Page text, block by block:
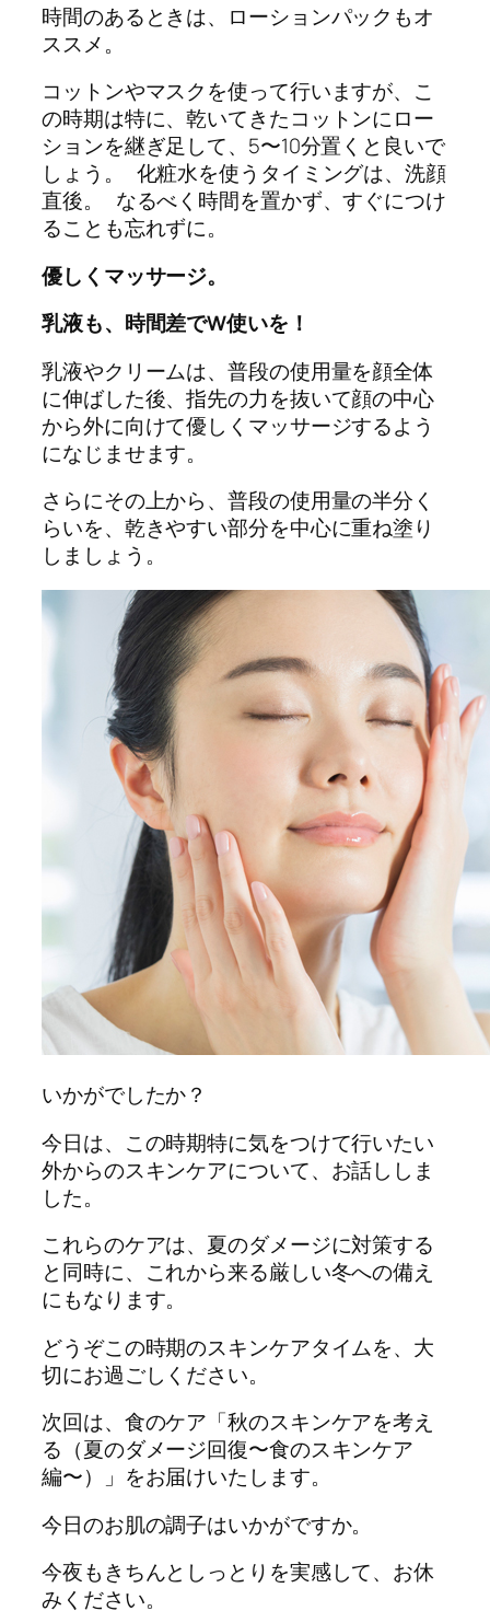
時間のあるときは、ローションパックもオ
ススメ。
コットンやマスクを使って行いますが、こ
の時期は特に、乾いてきたコットンにロー
ションを継ぎ足して、5〜10分置くと良いで
しょう。 化粧水を使うタイミングは、洗顔
直後。 なるべく時間を置かず、すぐにつけ
ることも忘れずに。
優しくマッサージ。
乳液も、時間差でW使いを！
乳液やクリームは、普段の使用量を顔全体
に伸ばした後、指先の力を抜いて顔の中心
から外に向けて優しくマッサージするよう
になじませます。
さらにその上から、普段の使用量の半分く
らいを、乾きやすい部分を中心に重ね塗り
しましょう。
いかがでしたか？
今日は、この時期特に気をつけて行いたい
外からのスキンケアについて、お話ししま
した。
これらのケアは、夏のダメージに対策する
と同時に、これから来る厳しい冬への備え
にもなります。
どうぞこの時期のスキンケアタイムを、大
切にお過ごしください。
次回は、食のケア「秋のスキンケアを考え
る（夏のダメージ回復〜食のスキンケア
編〜）」をお届けいたします。
今日のお肌の調子はいかがですか。
今夜もきちんとしっとりを実感して、お休
みください。